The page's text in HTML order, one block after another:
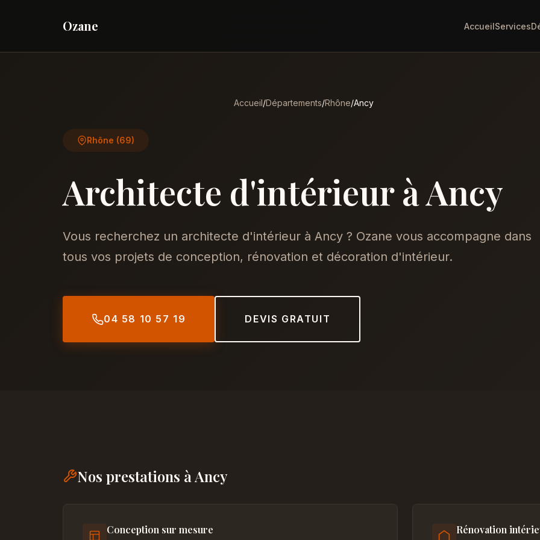
Ozane AccueilServices
Accueil/Départements/Rhône/Ancy
Rhône (69)
Architecte d'intérieur à Ancy
Vous recherchez un architecte d'intérieur à Ancy ? Ozane vous accompagne dans
tous vos projets de conception, rénovation et décoration d'intérieur.
04 58 10 57 19 DEVIS GRATUIT
Nos prestations à Ancy
Conception sur mesure Rénovation